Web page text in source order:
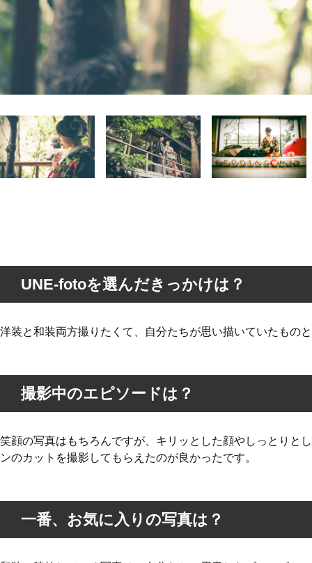
UNE-fotoを選んだきっかけは？
洋装と和装両方撮りたくて、自分たちが思い描いていたもの
撮影中のエピソードは？
笑顔の写真はもちろんですが、キリッとした顔やしっとりと
ンのカットを撮影してもらえたのが良かったです。
一番、お気に入りの写真は？